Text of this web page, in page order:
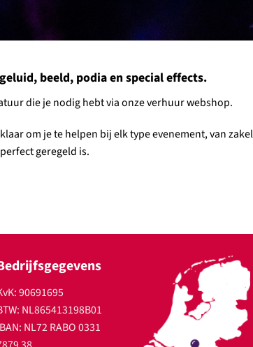
beeld, podia en special effects.
die je nodig hebt via onze verhuur webshop.
om je te helpen bij elk type evenement, van
geregeld is.
90691695
NL865413198B01
NL72 RABO 0331